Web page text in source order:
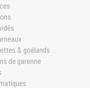
& goélands
de garenne